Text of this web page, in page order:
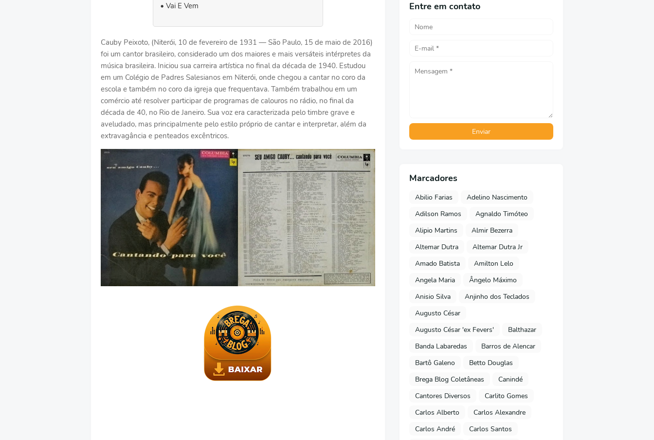
Vai E Vem
Cauby Peixoto, (Niterói, 10 de fevereiro de 1931 — São Paulo, 15 de maio de 2016)
foi um cantor brasileiro, considerado um dos maiores e mais versáteis intérpretes da
música brasileira. Iniciou sua carreira artística no final da década de 1940. Estudou
em um Colégio de Padres Salesianos em Niterói, onde chegou a cantar no coro da
escola e também no coro da igreja que frequentava. Também trabalhou em um
comércio até resolver participar de programas de calouros no rádio, no final da
década de 40, no Rio de Janeiro. Sua voz era caracterizada pelo timbre grave e
aveludado, mas principalmente pelo estilo próprio de cantar e interpretar, além da
extravagância e penteados excêntricos.
Entre em contato
Marcadores
Abilio Farias
Adelino Nascimento
Adilson Ramos
Agnaldo Timóteo
Alipio Martins
Almir Bezerra
Altemar Dutra
Altemar Dutra Jr
Amado Batista
Amilton Lelo
Angela Maria
Ângelo Máximo
Anisio Silva
Anjinho dos Teclados
Augusto César
Augusto César 'ex Fevers'
Balthazar
Banda Labaredas
Barros de Alencar
Bartô Galeno
Betto Douglas
Brega Blog Coletâneas
Canindé
Cantores Diversos
Carlito Gomes
Carlos Alberto
Carlos Alexandre
Carlos André
Carlos Santos